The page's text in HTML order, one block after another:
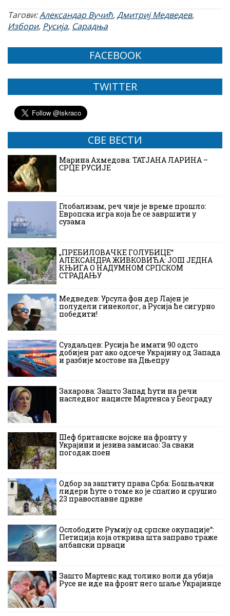
Тагови:Александар Вучић,Дмитриј Медведев,
Избори, Русија, Сарадња
FACEBOOK
TWITTER
СВЕ ВЕСТИ
Марина Ахмедова: ТАТЈАНА ЛАРИНА –
СРЦЕ РУСИЈЕ
Глобализам, реч чије је време прошло:
Европска игра која ће се завршити у
сузама
„ПРЕБИЛОВАЧКЕ ГОЛУБИЦЕ“
АЛЕКСАНДРА ЖИВКОВИЋА: ЈОШ ЈЕДНА
КЊИГА О НАДУМНОМ СРПСКОМ
СТРАДАЊУ
Медведев: Урсула фон дер Лајен је
полудели гинеколог, а Русија ће сигурно
победити!
Суздаљцев: Русија ће имати 90 одсто
добијен рат ако одсече Украјину од Запада
и разбије мостове на Дњепру
Захарова: Зашто Запад ћути на речи
наследног нацисте Мартенса у Београду
Шеф британске војске на фронту у
Украјини и језива замисао: За сваки
погодак поен
Одбор за заштиту права Срба: Бошњачки
лидери ћуте о томе ко је спалио и срушио
23 православне цркве
Ослободите Румију од српске окупације“:
Петиција која открива шта заправо траже
албански прваци
Зашто Мартенс кад толико воли да убија
Русе не иде на фронт него шаље Украјинце